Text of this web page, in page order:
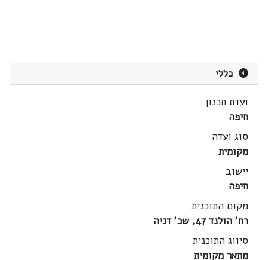
כללי
ועדת תכנון
חיפה
סוג ועדה
מקומית
יישוב
חיפה
מקום התוכנית
רח' הולנד 47, שכ' דניה
סיווג התוכנית
מתאר מקומית